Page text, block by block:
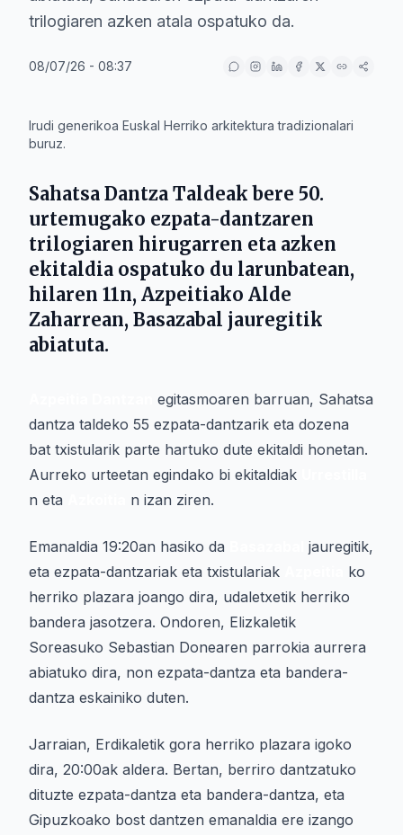
trilogiaren azken atala ospatuko da.
08/07/26 - 08:37
Irudi generikoa Euskal Herriko arkitektura tradizionalari
buruz.
Sahatsa Dantza Taldeak bere 50.
urtemugako ezpata-dantzaren
trilogiaren hirugarren eta azken
ekitaldia ospatuko du larunbatean,
hilaren 11n, Azpeitiako Alde
Zaharrean, Basazabal jauregitik
abiatuta.
egitasmoaren barruan, Sahatsa
dantza taldeko 55 ezpata-dantzarik eta dozena
bat txistularik parte hartuko dute ekitaldi honetan.
Aurreko urteetan egindako bi ekitaldiak
n eta
n izan ziren.
Emanaldia 19:20an hasiko da
jauregitik,
eta ezpata-dantzariak eta txistulariak
ko
herriko plazara joango dira, udaletxetik herriko
bandera jasotzera. Ondoren, Elizkaletik
Soreasuko Sebastian Donearen parrokia aurrera
abiatuko dira, non ezpata-dantza eta bandera-
dantza eskainiko duten.
Jarraian, Erdikaletik gora herriko plazara igoko
dira, 20:00ak aldera. Bertan, berriro dantzatuko
dituzte ezpata-dantza eta bandera-dantza, eta
Gipuzkoako bost dantzen emanaldia ere izango